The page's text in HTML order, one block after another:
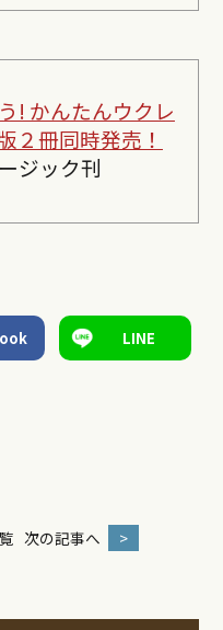
! かんたんウクレ
２冊同時発売！
ジック刊
LINE
次の記事へ >